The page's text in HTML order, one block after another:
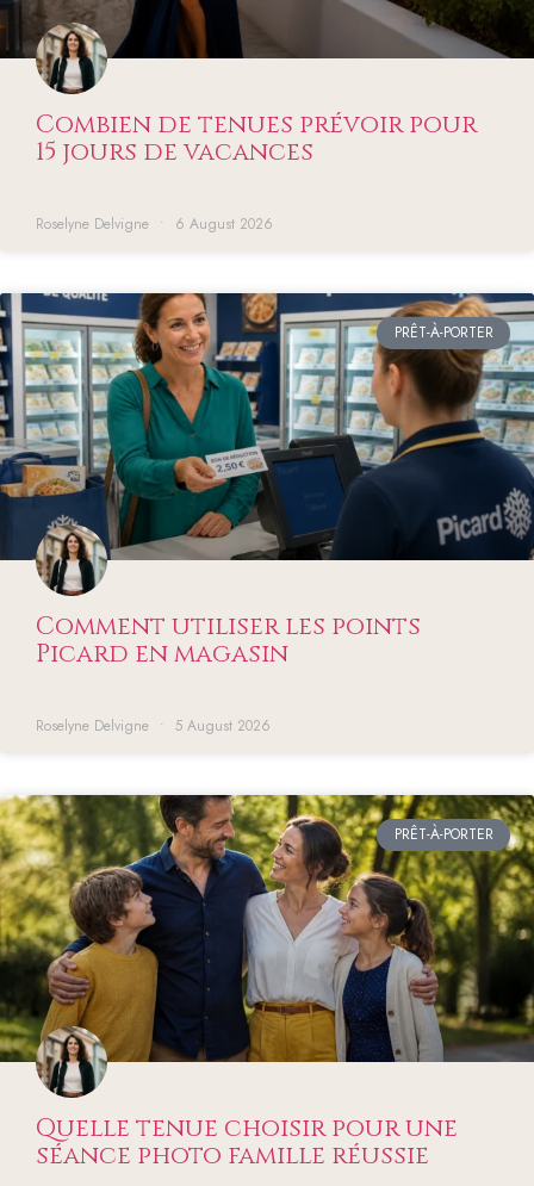
Combien de tenues prévoir pour
15 jours de vacances
Roselyne Delvigne 6 August 2026
PRÊT-À-PORTER
Comment utiliser les points
Picard en magasin
Roselyne Delvigne 5 August 2026
PRÊT-À-PORTER
Quelle tenue choisir pour une
séance photo famille réussie